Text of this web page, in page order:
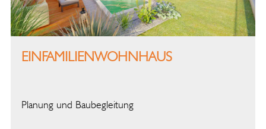
EINFAMILIENWOHNHAUS
Planung und Baubegleitung